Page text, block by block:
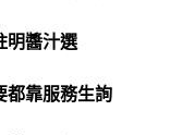
明醬汁選
都靠服務生詢